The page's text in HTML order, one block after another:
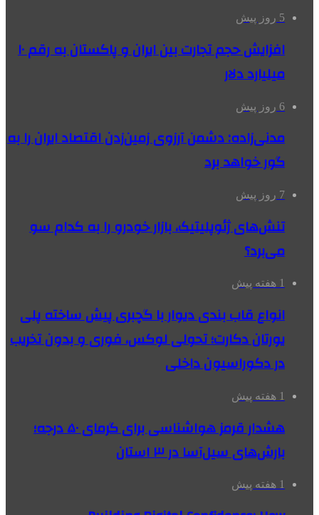
5 روز پیش
افزایش حجم تجارت بین ایران و پاکستان به رقم ۱۰
میلیارد دلار
6 روز پیش
مدنی‌زاده: دشمن آرزوی زمین‌زدن اقتصاد ایران را به
گور خواهد برد
7 روز پیش
تنش‌های ژئوپلیتیک، بازار خودرو را به کدام سو
می‌برد؟
1 هفته پیش
انواع قاب بندی دیوار با گچبری پیش ساخته پلی
یورتان دکارت؛ تحولی لوکس، فوری و بدون تخریب
در دکوراسیون داخلی
1 هفته پیش
هشدار قرمز هواشناسی برای گرمای ۵۰ درجه؛
بارش‌های سیل‌آسا در ۳ استان
1 هفته پیش